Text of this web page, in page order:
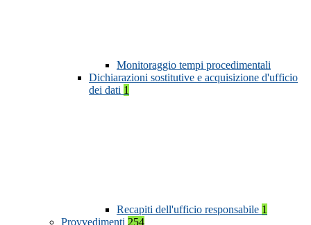
Monitoraggio tempi procedimentali
Dichiarazioni sostitutive e acquisizione d'ufficio
dei dati 1
Recapiti dell'ufficio responsabile 1
Provvedimenti 254